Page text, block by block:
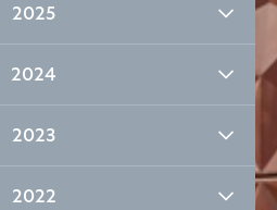
2025
2024
2023
2022